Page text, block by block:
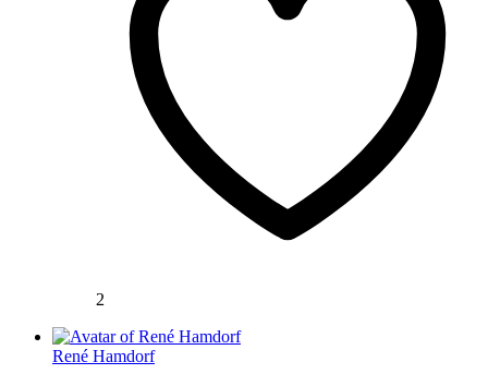
2
René Hamdorf